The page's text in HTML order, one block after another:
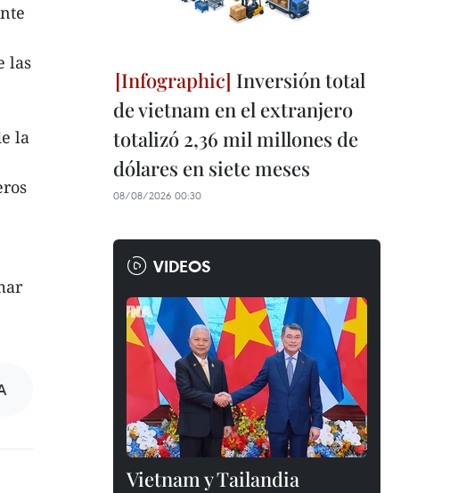
las
la
Inversión total
de vietnam en el extranjero
totalizó 2,36 mil millones de
dólares en siete meses
08/08/2026 00:30
VIDEOS
Vietnam y Tailandia